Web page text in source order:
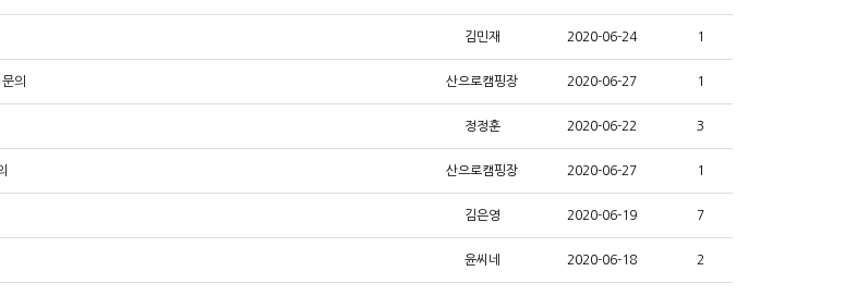
김민재 2020-06-24 1
의 산으로캠핑장 2020-06-27 1
정정훈 2020-06-22 3
산으로캠핑장 2020-06-27 1
김은영 2020-06-19 7
윤씨네 2020-06-18 2